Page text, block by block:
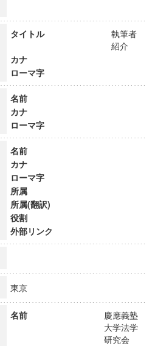
タイトル
執筆者
紹介
カナ
ローマ字
名前
カナ
ローマ字
名前
カナ
ローマ字
所属
所属(翻訳)
役割
外部リンク
東京
名前
慶應義塾
大学法学
研究会